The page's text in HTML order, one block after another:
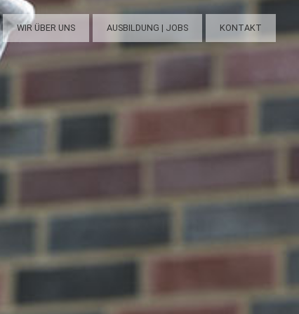
WIR ÜBER UNS AUSBILDUNG | JOBS KONTAKT